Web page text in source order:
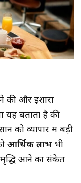
और इशारा
यह बताता है की
को व्यापार में बड़ी
आर्थिक लाभ भी
आने का संकेत